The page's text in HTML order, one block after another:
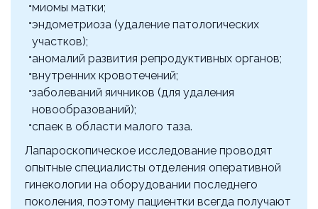
Лапароскопическая экстирпация матки 2
р18.43
125000 ₽
Лапароскопическая экстирпация матки 3
уровень
р18.44
135000 ₽
Иссечение очагов эндометриоза
(лапароскопически)
миомы матки;
эндометриоза (удаление патологических
участков);
аномалий развития репродуктивных органов;
внутренних кровотечений;
заболеваний яичников (для удаления
новообразований);
спаек в области малого таза.
Лапароскопическое исследование проводят
опытные специалисты отделения оперативной
гинекологии на оборудовании последнего
поколения, поэтому пациентки всегда получают